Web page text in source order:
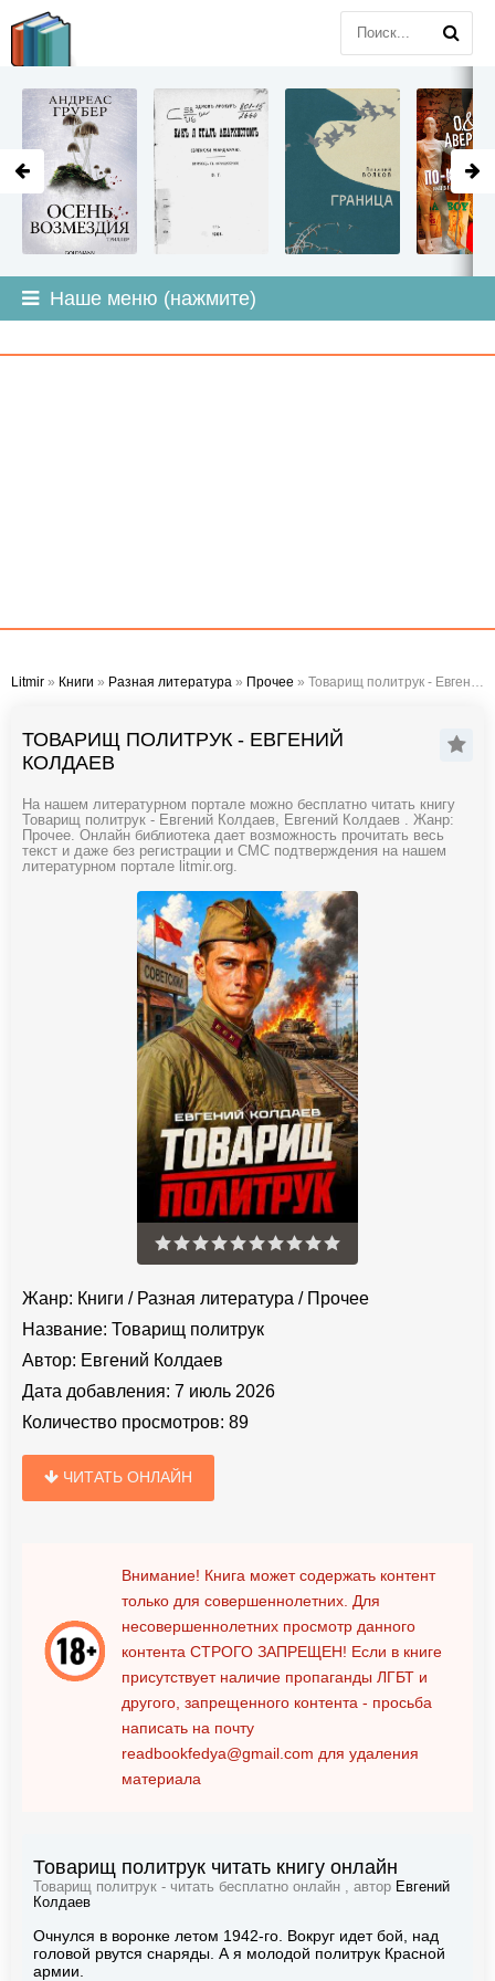
Наше меню (нажмите)
Litmir » Книги » Разная литература » Прочее » Товарищ политрук - Евгений Колдаев
ТОВАРИЩ ПОЛИТРУК - ЕВГЕНИЙ
КОЛДАЕВ
На нашем литературном портале можно бесплатно читать книгу
Товарищ политрук - Евгений Колдаев, Евгений Колдаев . Жанр:
Прочее. Онлайн библиотека дает возможность прочитать весь
текст и даже без регистрации и СМС подтверждения на нашем
литературном портале litmir.org.
Жанр: Книги / Разная литература / Прочее
Название: Товарищ политрук
Автор: Евгений Колдаев
Дата добавления: 7 июль 2026
Количество просмотров: 89
ЧИТАТЬ ОНЛАЙН
Внимание! Книга может содержать контент
только для совершеннолетних. Для
несовершеннолетних просмотр данного
контента СТРОГО ЗАПРЕЩЕН! Если в книге
присутствует наличие пропаганды ЛГБТ и
другого, запрещенного контента - просьба
написать на почту
readbookfedya@gmail.com для удаления
материала
Товарищ политрук читать книгу онлайн
Товарищ политрук - читать бесплатно онлайн , автор Евгений
Колдаев
Очнулся в воронке летом 1942-го. Вокруг идет бой, над
головой рвутся снаряды. А я молодой политрук Красной
армии.
LITMIR.ORG